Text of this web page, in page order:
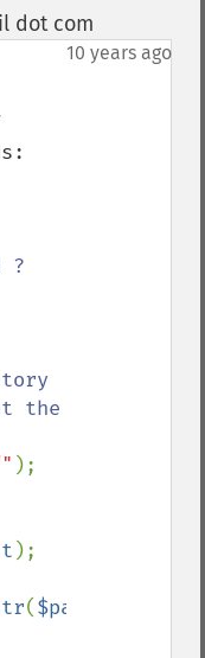
dot com
10 years ago
the
);
);
($path